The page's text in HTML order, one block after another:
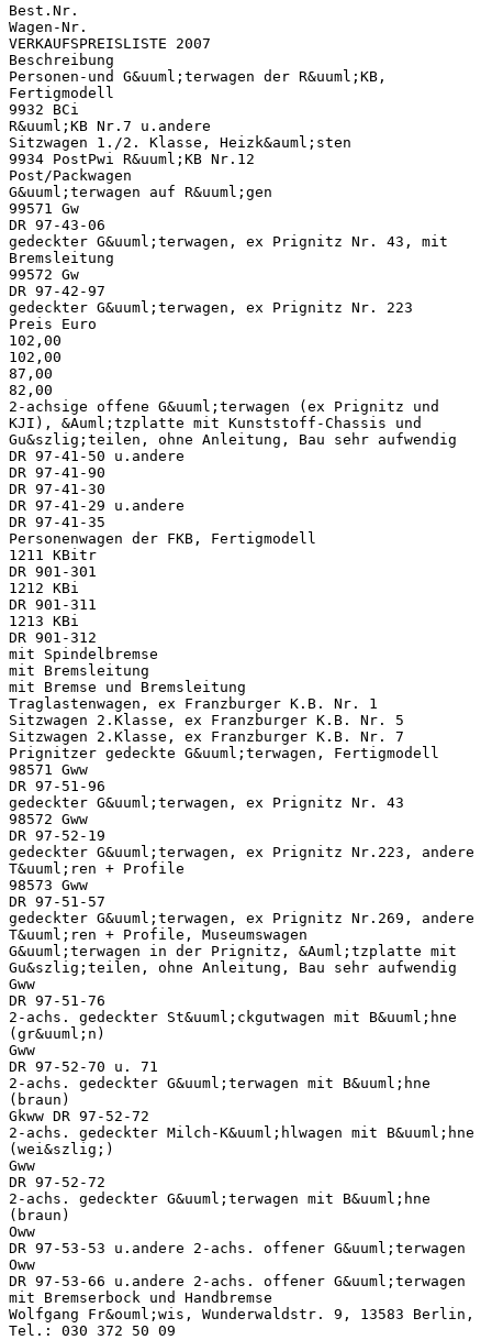
Best.Nr.
Wagen-Nr.
VERKAUFSPREISLISTE 2007
Beschreibung
Personen-und G&uuml;terwagen der R&uuml;KB,
Fertigmodell
9932 BCi
R&uuml;KB Nr.7 u.andere
Sitzwagen 1./2. Klasse, Heizk&auml;sten
9934 PostPwi R&uuml;KB Nr.12
Post/Packwagen
G&uuml;terwagen auf R&uuml;gen
99571 Gw
DR 97-43-06
gedeckter G&uuml;terwagen, ex Prignitz Nr. 43, mit
Bremsleitung
99572 Gw
DR 97-42-97
gedeckter G&uuml;terwagen, ex Prignitz Nr. 223
Preis Euro
102,00
102,00
87,00
82,00
2-achsige offene G&uuml;terwagen (ex Prignitz und
KJI), &Auml;tzplatte mit Kunststoff-Chassis und
Gu&szlig;teilen, ohne Anleitung, Bau sehr aufwendig
DR 97-41-50 u.andere
DR 97-41-90
DR 97-41-30
DR 97-41-29 u.andere
DR 97-41-35
Personenwagen der FKB, Fertigmodell
1211 KBitr
DR 901-301
1212 KBi
DR 901-311
1213 KBi
DR 901-312
mit Spindelbremse
mit Bremsleitung
mit Bremse und Bremsleitung
Traglastenwagen, ex Franzburger K.B. Nr. 1
Sitzwagen 2.Klasse, ex Franzburger K.B. Nr. 5
Sitzwagen 2.Klasse, ex Franzburger K.B. Nr. 7
Prignitzer gedeckte G&uuml;terwagen, Fertigmodell
98571 Gww
DR 97-51-96
gedeckter G&uuml;terwagen, ex Prignitz Nr. 43
98572 Gww
DR 97-52-19
gedeckter G&uuml;terwagen, ex Prignitz Nr.223, andere
T&uuml;ren + Profile
98573 Gww
DR 97-51-57
gedeckter G&uuml;terwagen, ex Prignitz Nr.269, andere
T&uuml;ren + Profile, Museumswagen
G&uuml;terwagen in der Prignitz, &Auml;tzplatte mit
Gu&szlig;teilen, ohne Anleitung, Bau sehr aufwendig
Gww
DR 97-51-76
2-achs. gedeckter St&uuml;ckgutwagen mit B&uuml;hne
(gr&uuml;n)
Gww
DR 97-52-70 u. 71
2-achs. gedeckter G&uuml;terwagen mit B&uuml;hne
(braun)
Gkww DR 97-52-72
2-achs. gedeckter Milch-K&uuml;hlwagen mit B&uuml;hne
(wei&szlig;)
Gww
DR 97-52-72
2-achs. gedeckter G&uuml;terwagen mit B&uuml;hne
(braun)
Oww
DR 97-53-53 u.andere 2-achs. offener G&uuml;terwagen
Oww
DR 97-53-66 u.andere 2-achs. offener G&uuml;terwagen
mit Bremserbock und Handbremse
Wolfgang Fr&ouml;wis, Wunderwaldstr. 9, 13583 Berlin,
Tel.: 030 372 50 09